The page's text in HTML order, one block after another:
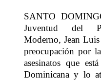
SANTO
Juventud del
Moderno, Jean
preocupación por
asesinatos que
Dominicana y lo